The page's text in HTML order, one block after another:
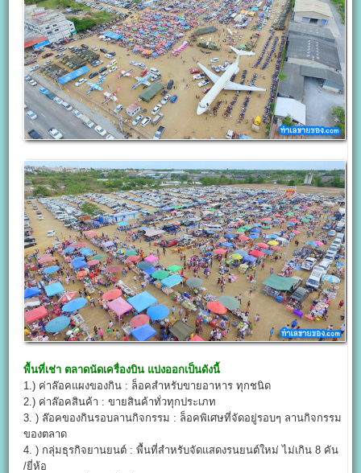
พื้นที่เช่า ตลาดนัดเครื่องบิน แบ่งออกเป็นดังนี้
1.) ค่าล๊อคแผงของกิน : ล็อคสำหรับขายอาหาร ทุกชนิด
2.) ค่าล๊อคสินค้า : ขายสินค้าทั่วทุกประเภท
3. ) ล๊อคของกินรอบลานกิจกรรม : ล็อคพิเศษที่จัดอยู่รอบๆ ลานกิจกรรม
ของตลาด
4. ) กลุ่มธุรกิจยานยนต์ : พื้นที่สำหรับจัดแสดงรนยนต์ใหม่ ไม่เกิน 8 คัน
/ยี่ห้อ